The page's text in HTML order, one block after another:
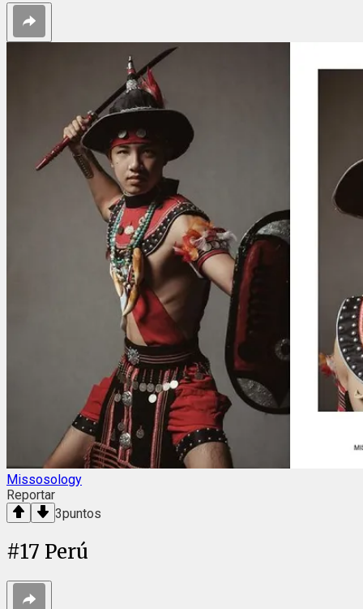
Missosology
Reportar
3puntos
#17 Perú